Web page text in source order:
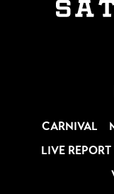
CARNIVAL
LIVE REPORT